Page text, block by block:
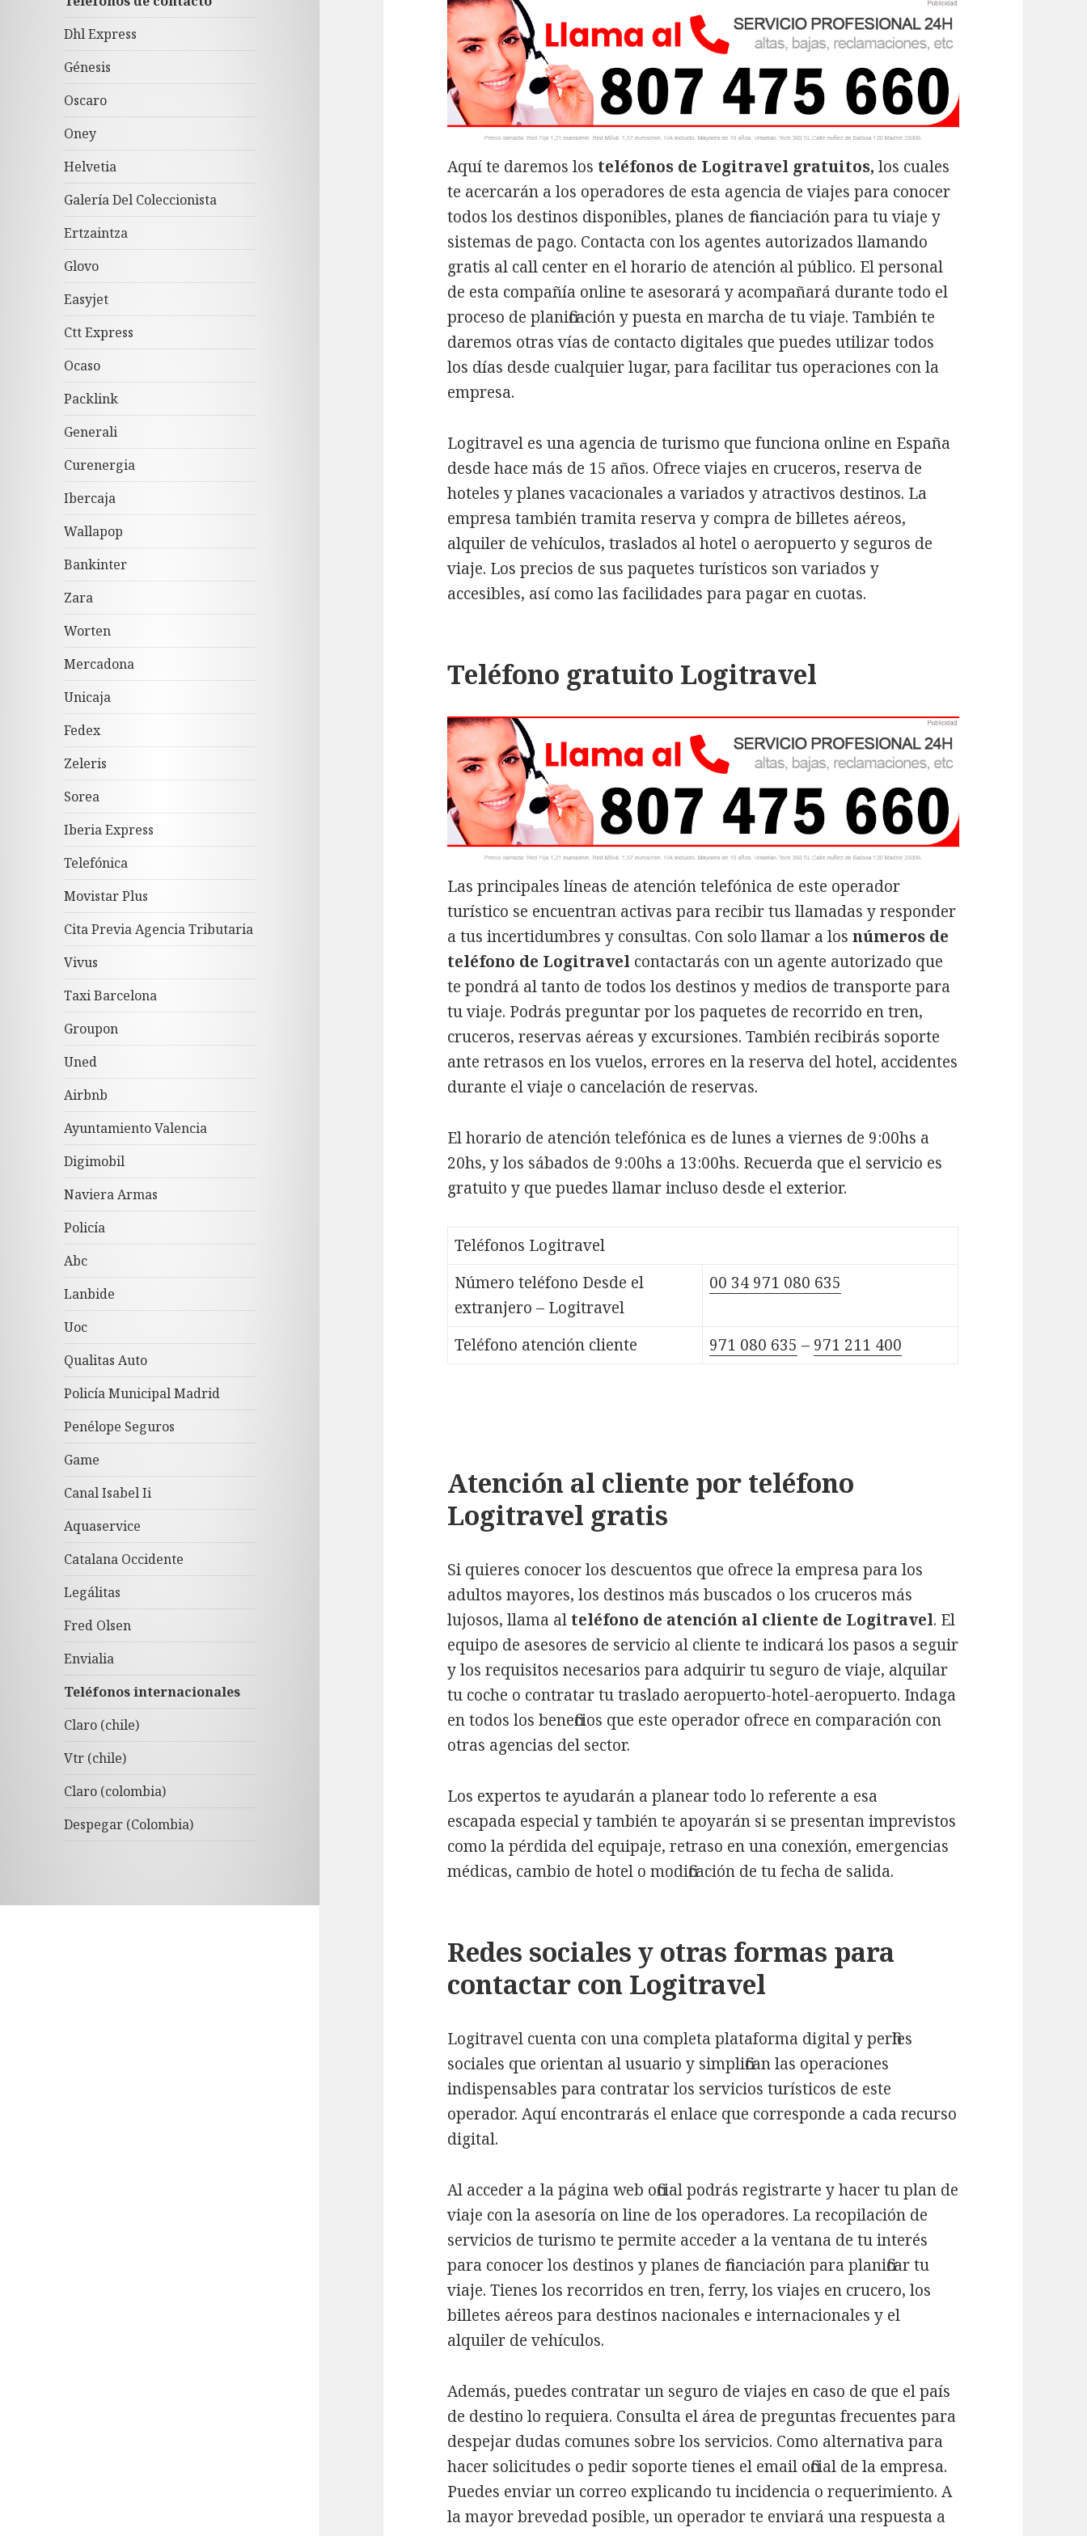
Dhl Express
Génesis
Oscaro
Oney
Helvetia
Galería Del Coleccionista
Ertzaintza
Glovo
Easyjet
Ctt Express
Ocaso
Packlink
Generali
Curenergia
Ibercaja
Wallapop
Bankinter
Zara
Worten
Mercadona
Unicaja
Fedex
Zeleris
Sorea
Iberia Express
Telefónica
Movistar Plus
Cita Previa Agencia Tributaria
Vivus
Taxi Barcelona
Groupon
Uned
Airbnb
Ayuntamiento Valencia
Digimobil
Naviera Armas
Policía
Abc
Lanbide
Uoc
Qualitas Auto
Policía Municipal Madrid
Penélope Seguros
Game
Canal Isabel Ii
Aquaservice
Catalana Occidente
Legálitas
Fred Olsen
Envialia
Teléfonos internacionales
Claro (chile)
Vtr (chile)
Claro (colombia)
Despegar (Colombia)
Aquí te daremos los teléfonos de Logitravel gratuitos,los cuales
te acercarán a los operadores de esta agencia de viajes para conocer
todos los destinos disponibles, planes de financiación para tu viaje y
sistemas de pago. Contacta con los agentes autorizados llamando
gratis al call center en el horario de atención al público. El personal
de esta compañía online te asesorará y acompañará durante todo el
proceso de planificación y puesta en marcha de tu viaje. También te
daremos otras vías de contacto digitales que puedes utilizar todos
los días desde cualquier lugar, para facilitar tus operaciones con la
empresa.
Logitravel es una agencia de turismo que funciona online en España
desde hace más de 15 años. Ofrece viajes en cruceros, reserva de
hoteles y planes vacacionales a variados y atractivos destinos. La
empresa también tramita reserva y compra de billetes aéreos,
alquiler de vehículos, traslados al hotel o aeropuerto y seguros de
viaje. Los precios de sus paquetes turísticos son variados y
accesibles, así como las facilidades para pagar en cuotas.
Teléfono gratuito Logitravel
Las principales líneas de atención telefónica de este operador
turístico se encuentran activas para recibir tus llamadas y responder
a tus incertidumbres y consultas. Con solo llamar a losnúmeros de
teléfono de Logitravel contactarás con un agente autorizado que
te pondrá al tanto de todos los destinos y medios de transporte para
tu viaje. Podrás preguntar por los paquetes de recorrido en tren,
cruceros, reservas aéreas y excursiones. También recibirás soporte
ante retrasos en los vuelos, errores en la reserva del hotel, accidentes
durante el viaje o cancelación de reservas.
El horario de atención telefónica es de lunes a viernes de 9:00hs a
20hs, y los sábados de 9:00hs a 13:00hs. Recuerda que el servicio es
gratuito y que puedes llamar incluso desde el exterior.
Teléfonos Logitravel
Número teléfono Desde el
extranjero – Logitravel
00 34 971 080 635
Teléfono atención cliente 971 080 635 – 971 211 400
Atención al cliente por teléfono
Logitravel gratis
Si quieres conocer los descuentos que ofrece la empresa para los
adultos mayores, los destinos más buscados o los cruceros más
lujosos, llama al teléfono de atención al cliente de Logitravel. El
equipo de asesores de servicio al cliente te indicará los pasos a seguir
y los requisitos necesarios para adquirir tu seguro de viaje, alquilar
tu coche o contratar tu traslado aeropuerto-hotel-aeropuerto. Indaga
en todos los beneficios que este operador ofrece en comparación con
otras agencias del sector.
Los expertos te ayudarán a planear todo lo referente a esa
escapada especial y también te apoyarán si se presentan imprevistos
como la pérdida del equipaje, retraso en una conexión, emergencias
médicas, cambio de hotel o modificación de tu fecha de salida.
Redes sociales y otras formas para
contactar con Logitravel
Logitravel cuenta con una completa plataforma digital y perfiles
sociales que orientan al usuario y simplifican las operaciones
indispensables para contratar los servicios turísticos de este
operador. Aquí encontrarás el enlace que corresponde a cada recurso
digital.
Al acceder a la página web oficial podrás registrarte y hacer tu plan de
viaje con la asesoría on line de los operadores. La recopilación de
servicios de turismo te permite acceder a la ventana de tu interés
para conocer los destinos y planes de financiación para planificar tu
viaje. Tienes los recorridos en tren, ferry, los viajes en crucero, los
billetes aéreos para destinos nacionales e internacionales y el
alquiler de vehículos.
Además, puedes contratar un seguro de viajes en caso de que el país
de destino lo requiera. Consulta el área de preguntas frecuentes para
despejar dudas comunes sobre los servicios. Como alternativa para
hacer solicitudes o pedir soporte tienes el email oficial de la empresa.
Puedes enviar un correo explicando tu incidencia o requerimiento. A
la mayor brevedad posible, un operador te enviará una respuesta a